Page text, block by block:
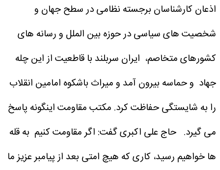
اذعان کارشناسان برجسته نظامی در سطح جهان و
شخصیت های سیاسی در حوزه بین الملل و رسانه های
کشورهای متخاصم، ایران سربلند با قاطعیت از این چله
جهاد و حماسه بیرون آمد و میراث باشکوه امامین انقلاب
را به شایستگی حفاظت کرد. مکتب مقاومت اینگونه پاسخ
می گیرد. حاج علی اکبری گفت: اگر مقاومت کنیم به قله
ها خواهیم رسید، کاری که هیچ امتی بعد از پیامبر عزیز ما